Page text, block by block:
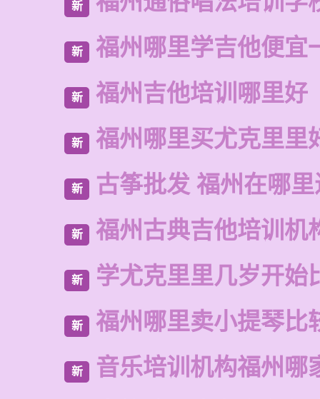
新
新 福州哪里学吉他便宜
新 福州吉他培训哪里好
新 福州哪里买尤克里里
新 古筝批发 福州在哪
新 福州古典吉他培训机
新 学尤克里里几岁开始
新 福州哪里卖小提琴比
新 音乐培训机构福州哪